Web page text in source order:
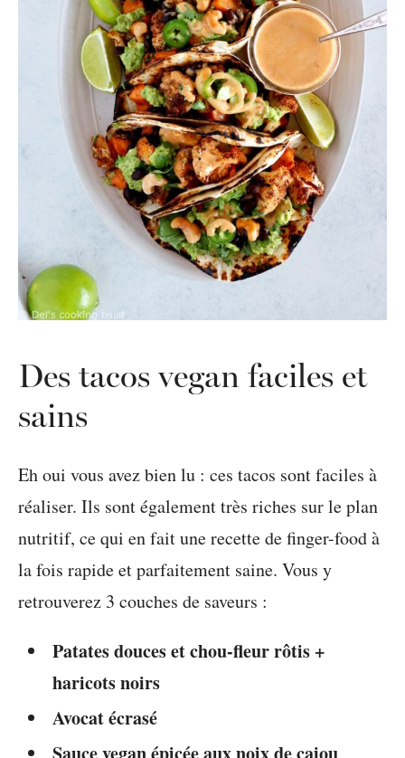
Des tacos vegan faciles et
sains
Eh oui vous avez bien lu : ces tacos sont faciles à
réaliser. Ils sont également très riches sur le plan
nutritif, ce qui en fait une recette de finger-food à
la fois rapide et parfaitement saine. Vous y
retrouverez 3 couches de saveurs :
Patates douces et chou-fleur rôtis +
haricots noirs
Avocat écrasé